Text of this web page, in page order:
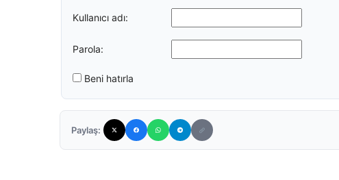
Kullanıcı adı:
Parola:
Beni hatırla
Paylaş: